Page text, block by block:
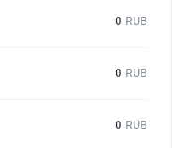
0 RUB
0 RUB
0 RUB